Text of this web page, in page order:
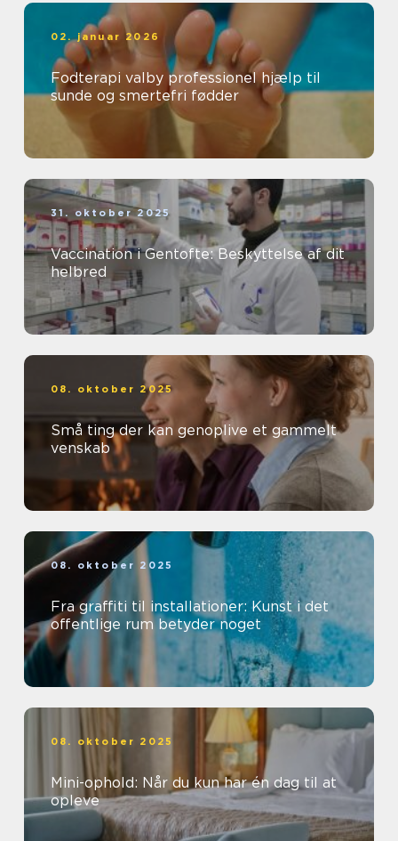
02. januar 2026
Fodterapi valby professionel hjælp til
sunde og smertefri fødder
31. oktober 2025
Vaccination i Gentofte: Beskyttelse af dit
helbred
08. oktober 2025
Små ting der kan genoplive et gammelt
venskab
08. oktober 2025
Fra graffiti til installationer: Kunst i det
offentlige rum betyder noget
08. oktober 2025
Mini-ophold: Når du kun har én dag til at
opleve